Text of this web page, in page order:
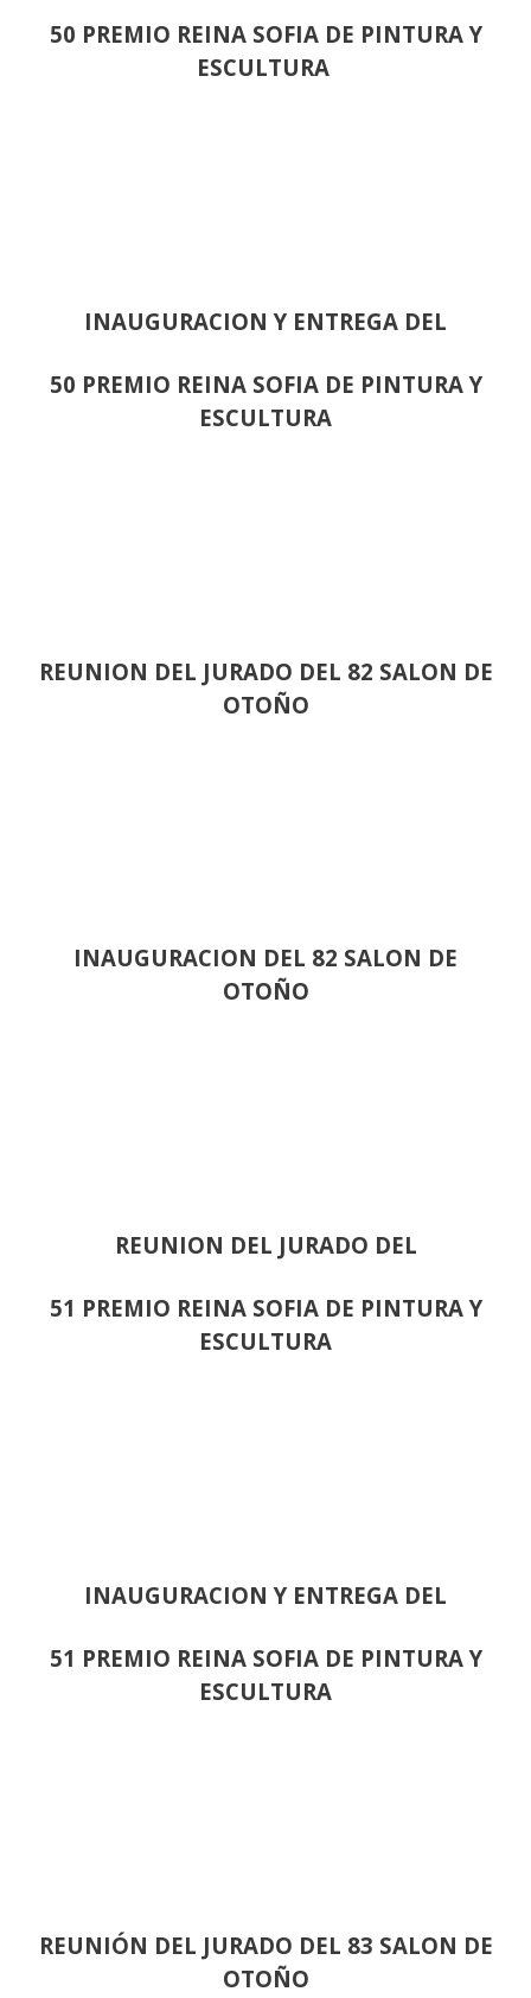
50 PREMIO REINA SOFIA DE PINTURA Y
ESCULTURA
INAUGURACION Y ENTREGA DEL
50 PREMIO REINA SOFIA DE PINTURA Y
ESCULTURA
REUNION DEL JURADO DEL 82 SALON DE
OTOÑO
INAUGURACION DEL 82 SALON DE
OTOÑO
REUNION DEL JURADO DEL
51 PREMIO REINA SOFIA DE PINTURA Y
ESCULTURA
INAUGURACION Y ENTREGA DEL
51 PREMIO REINA SOFIA DE PINTURA Y
ESCULTURA
REUNIÓN DEL JURADO DEL 83 SALON DE
OTOÑO